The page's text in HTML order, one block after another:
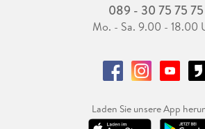
089 - 30 75 75 75
Mo. - Sa. 9.00 - 18.00
Laden Sie unsere App